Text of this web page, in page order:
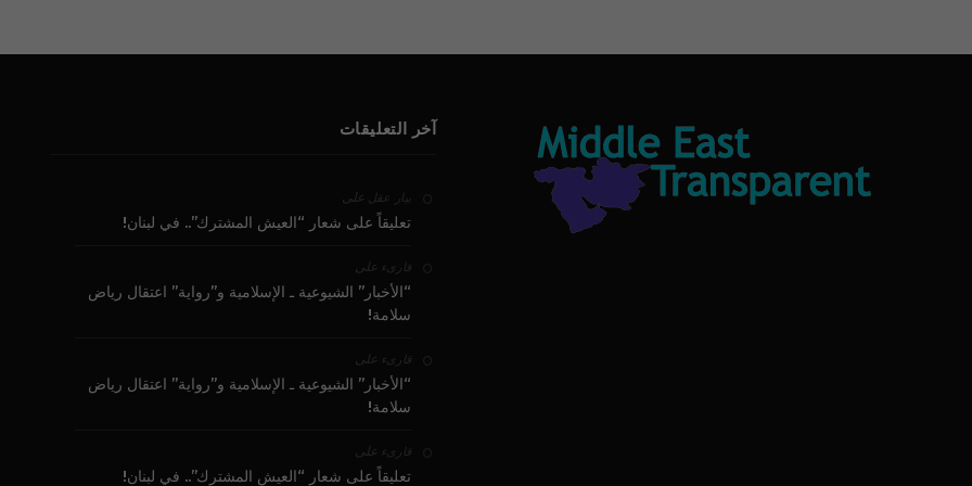
آخر التعليقات
بيار عقل على
تعليقاً على شعار “العيش المشترك”.. في لبنان!
قارىء على
“الأخبار” الشيوعية ـ الإسلامية و”رواية” اعتقال رياض
سلامة!
قارىء على
“الأخبار” الشيوعية ـ الإسلامية و”رواية” اعتقال رياض
سلامة!
قارىء على
تعليقاً على شعار “العيش المشترك”.. في لبنان!